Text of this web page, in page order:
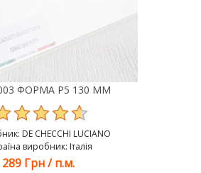
ФОРМА Р5 130 ММ
DE CHEСCHI LUCIANO
виробник: Італія
289 Грн/п.м.